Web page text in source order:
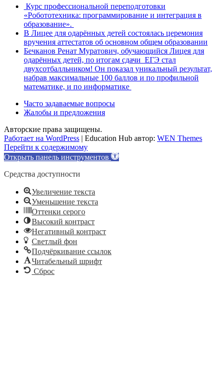
Курс профессиональной переподготовки
«Робототехника: программирование и интеграция в
образование».
В Лицее для одарённых детей состоялась церемония
вручения аттестатов об основном общем образовании
Бечканов Ренат Муратович, обучающийся Лицея для
одарённых детей, по итогам сдачи ЕГЭ стал
двухсотбалльником! Он показал уникальный результат,
набрав максимальные 100 баллов и по профильной
математике, и по информатике
Часто задаваемые вопросы
Жалобы и предложения
Авторские права защищены.
Работает на WordPress | Education Hub автор: WEN Themes
Перейти к содержимому
Открыть панель инструментов
Средства доступности
Увеличение текста
Уменьшение текста
Оттенки серого
Высокий контраст
Негативный контраст
Светлый фон
Подчёркивание ссылок
Читабельный шрифт
Сброс